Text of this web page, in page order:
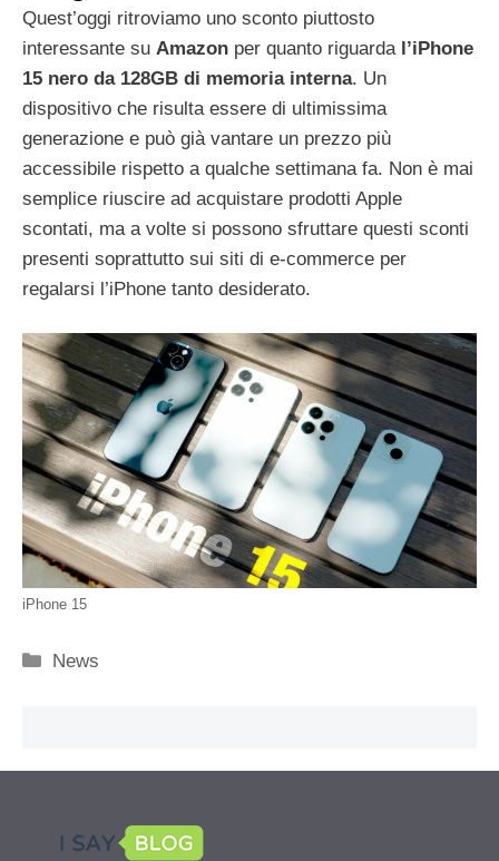
Quest’oggi ritroviamo uno sconto piuttosto
interessante su Amazon per quanto riguarda l’iPhone
15 nero da 128GB di memoria interna. Un
dispositivo che risulta essere di ultimissima
generazione e può già vantare un prezzo più
accessibile rispetto a qualche settimana fa. Non è mai
semplice riuscire ad acquistare prodotti Apple
scontati, ma a volte si possono sfruttare questi sconti
presenti soprattutto sui siti di e-commerce per
regalarsi l’iPhone tanto desiderato.
iPhone 15
Categorie
News